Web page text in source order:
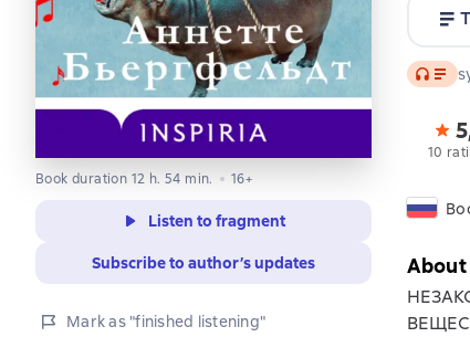
Book duration 12 h. 54 min. 16+
Listen to fragment
Subscribe to author’s updates
Mark as "finished listening"
Audio
10
About